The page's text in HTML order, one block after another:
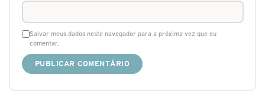
Salvar meus dados neste navegador para a próxima vez que eu
comentar.